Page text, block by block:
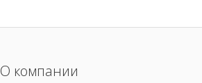
О компании